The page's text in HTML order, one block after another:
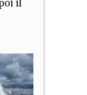
il